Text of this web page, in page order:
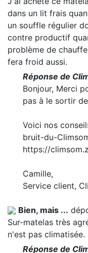
dans un lit frais
un souffle régulier
contre productif
problème de
fera froid aussi.
Réponse de
Bonjour, Merci
pas à le sortir
Voici nos
bruit-du-
https://
Camille,
Service client,
Bien, mais ...
Sur-matelas très
n'est pas
Réponse de